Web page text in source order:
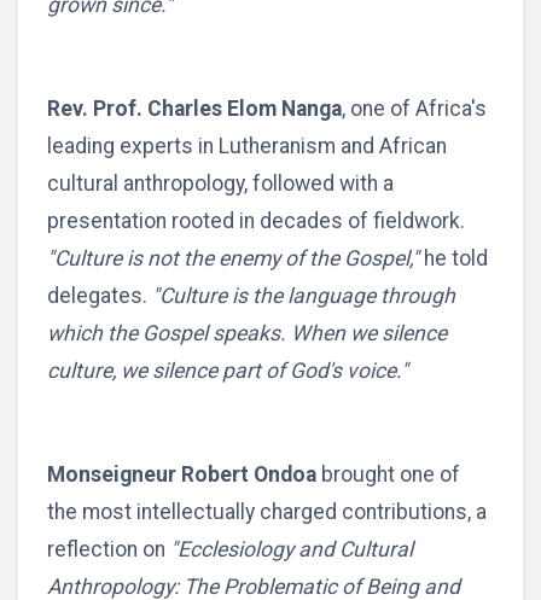
grown since."
Rev. Prof. Charles Elom Nanga, one of Africa's
leading experts in Lutheranism and African
cultural anthropology, followed with a
presentation rooted in decades of fieldwork.
"Culture is not the enemy of the Gospel,"he told
delegates. "Culture is the language through
which the Gospel speaks. When we silence
culture, we silence part of God's voice."
Monseigneur Robert Ondoa brought one of
the most intellectually charged contributions, a
reflection on "Ecclesiology and Cultural
Anthropology: The Problematic of Being and